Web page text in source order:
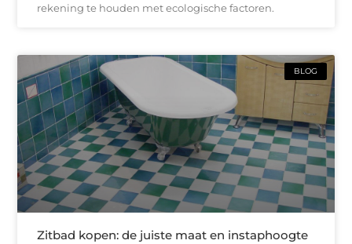
rekening te houden met ecologische factoren.
BLOG
Zitbad kopen: de juiste maat en instaphoogte